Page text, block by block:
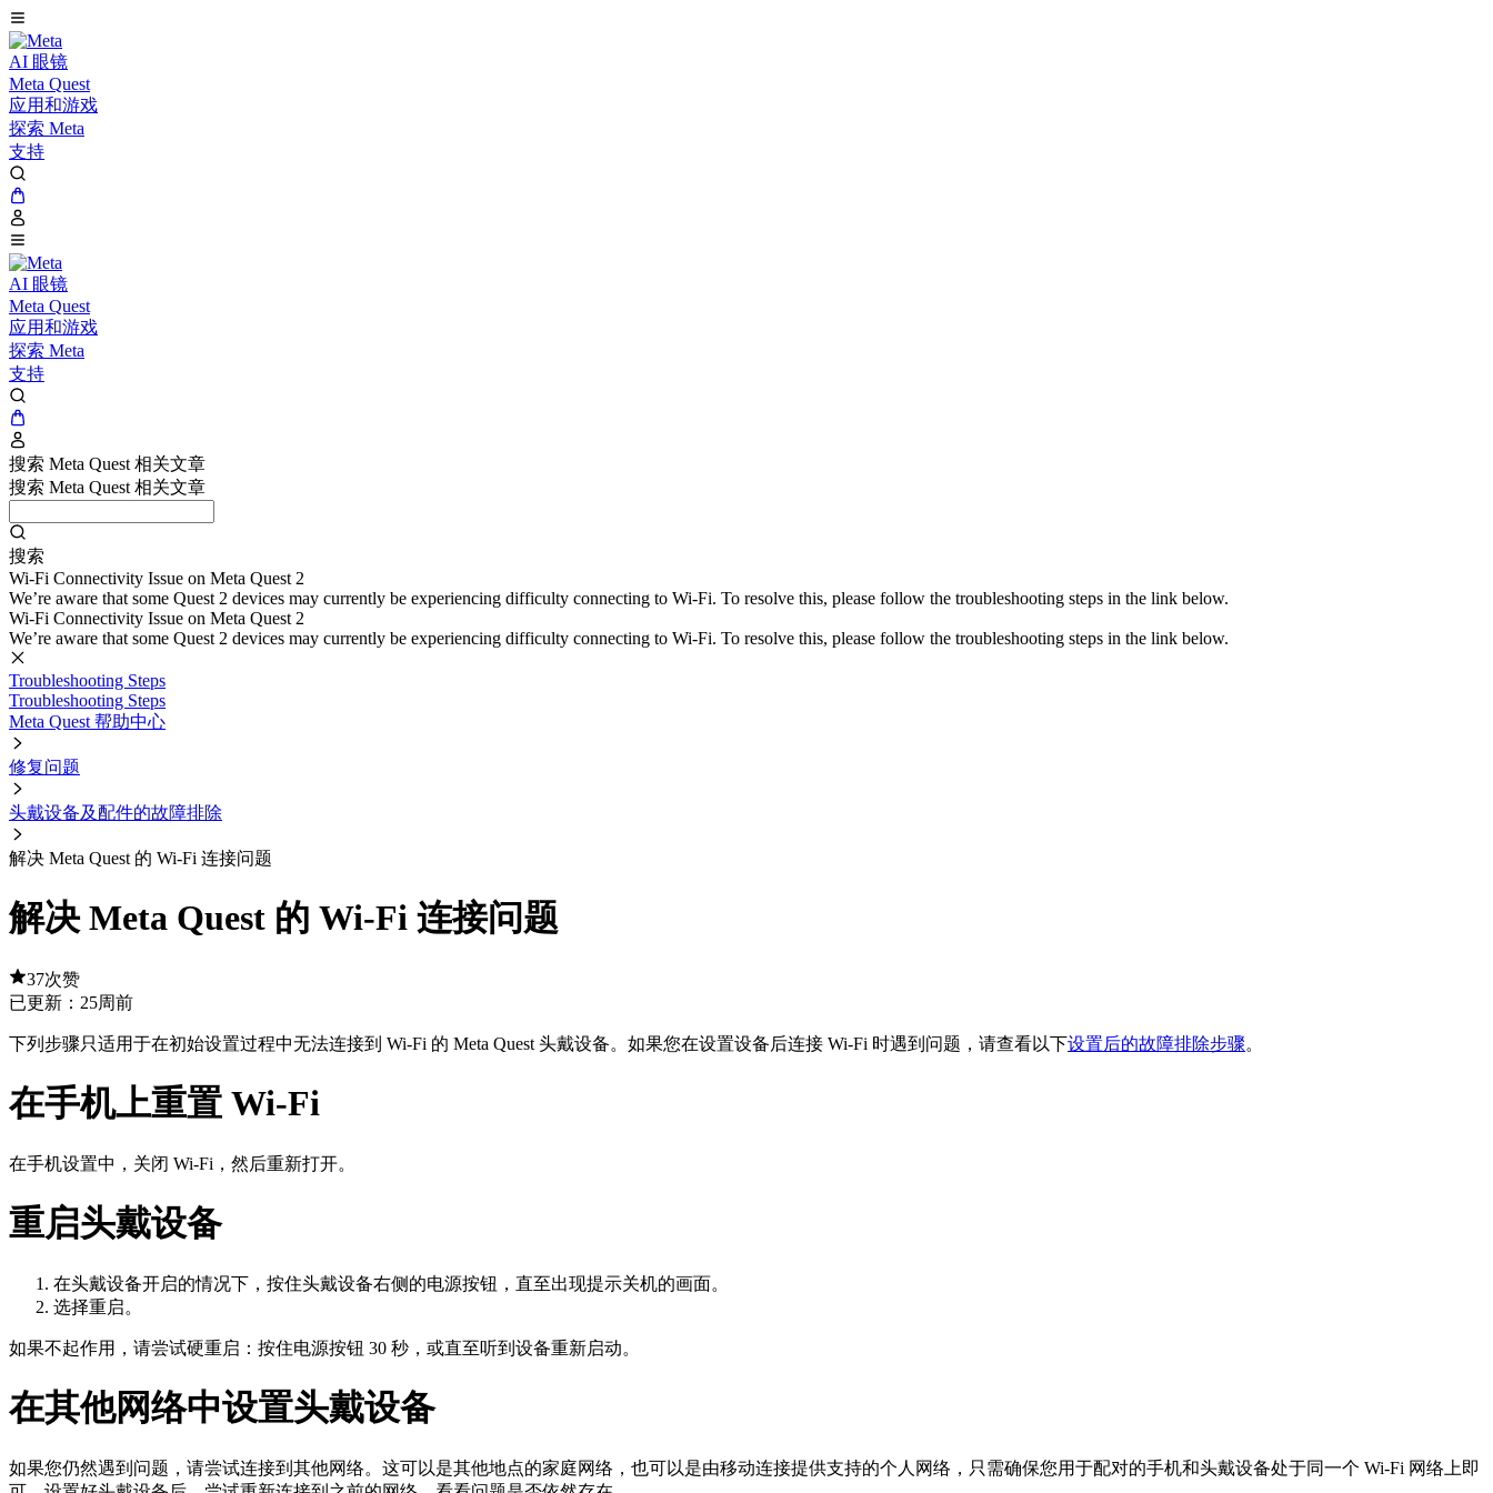
AI 眼镜
Meta Quest
应用和游戏
探索 Meta
支持
AI 眼镜
Meta Quest
应用和游戏
探索 Meta
支持
搜索 Meta Quest 相关文章
搜索 Meta Quest 相关文章
搜索
Wi-Fi Connectivity Issue on Meta Quest 2
We’re aware that some Quest 2 devices may currently be experiencing difficulty connecting to Wi-Fi. To resolve this, please follow the troubleshooting steps in the link below.
Wi-Fi Connectivity Issue on Meta Quest 2
We’re aware that some Quest 2 devices may currently be experiencing difficulty connecting to Wi-Fi. To resolve this, please follow the troubleshooting steps in the link below.
Troubleshooting Steps
Troubleshooting Steps
Meta Quest 帮助中心
修复问题
头戴设备及配件的故障排除
解决 Meta Quest 的 Wi-Fi 连接问题
解决 Meta Quest 的 Wi-Fi 连接问题
37次赞
已更新： 25周前
下列步骤只适用于在初始设置过程中无法连接到 Wi-Fi 的 Meta Quest 头戴设备。如果您在设置设备后连接 Wi-Fi 时遇到问题，请查看以下设置后的故障排除步骤。
在手机上重置 Wi-Fi
在手机设置中，关闭 Wi-Fi，然后重新打开。
重启头戴设备
在头戴设备开启的情况下，按住头戴设备右侧的电源按钮，直至出现提示关机的画面。
选择重启。
如果不起作用，请尝试硬重启：按住电源按钮 30 秒，或直至听到设备重新启动。
在其他网络中设置头戴设备
如果您仍然遇到问题，请尝试连接到其他网络。这可以是其他地点的家庭网络，也可以是由移动连接提供支持的个人网络，只需确保您用于配对的手机和头戴设备处于同一个 Wi-Fi 网络上即